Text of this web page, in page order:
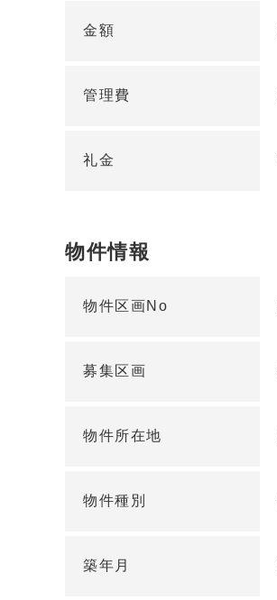
金額
管理費
礼金
物件情報
物件区画No
募集区画
物件所在地
物件種別
築年月